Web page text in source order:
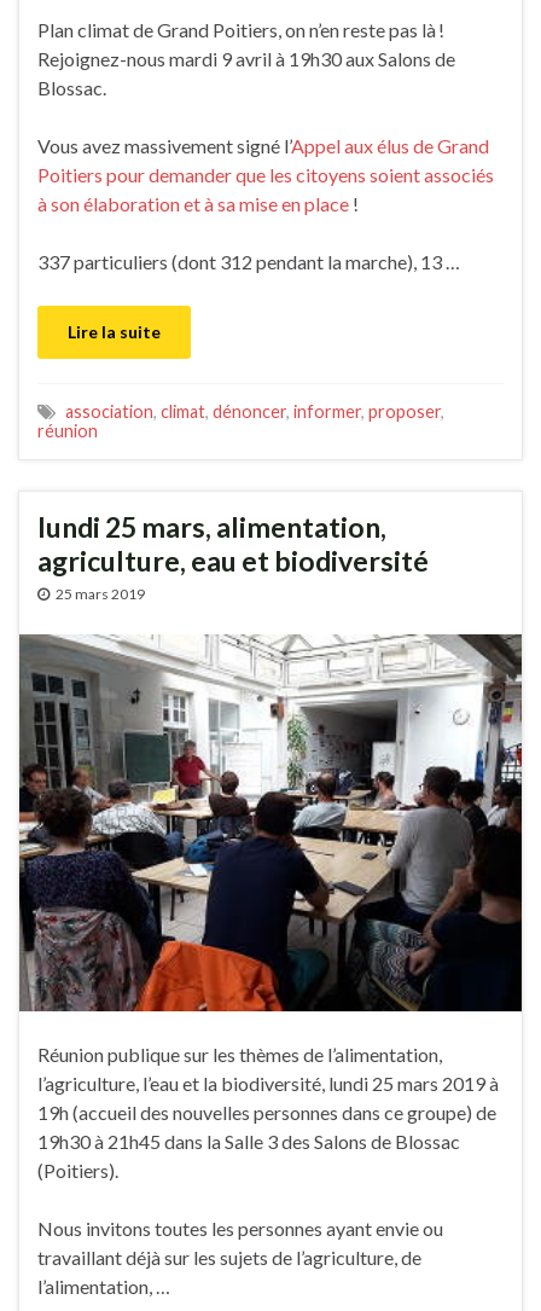
Plan climat de Grand Poitiers, on n’en reste pas là !
Rejoignez-nous mardi 9 avril à 19h30 aux Salons de
Blossac.
Vous avez massivement signé l’Appel aux élus de Grand
Poitiers pour demander que les citoyens soient associés
à son élaboration et à sa mise en place !
337 particuliers (dont 312 pendant la marche), 13 …
Lire la suite
association, climat, dénoncer, informer, proposer,
réunion
lundi 25 mars, alimentation,
agriculture, eau et biodiversité
25 mars 2019
Réunion publique sur les thèmes de l’alimentation,
l’agriculture, l’eau et la biodiversité, lundi 25 mars 2019 à
19h (accueil des nouvelles personnes dans ce groupe) de
19h30 à 21h45 dans la Salle 3 des Salons de Blossac
(Poitiers).
Nous invitons toutes les personnes ayant envie ou
travaillant déjà sur les sujets de l’agriculture, de
l’alimentation, …